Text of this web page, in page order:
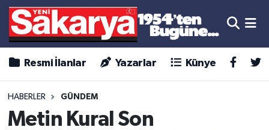
Resmi İlanlar Yazarlar Künye
HABERLER GÜNDEM
Metin Kural Son